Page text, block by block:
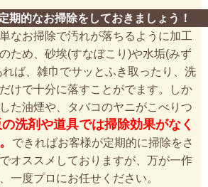
期的なお掃除をしておきましょう！
なお掃除で汚れが落ちるように加工
ため、砂埃(すなぼこり)や水垢(みず
ば、雑巾でサッとふき取ったり、洗
けで十分に落すことがでます。しか
た油煙や、タバコのヤニがこべりつ
洗剤や道具では掃除効果がなく
できればお客様が定期的に掃除をさ
オススメしておりますが、万が一作
一度プロにお任せください。